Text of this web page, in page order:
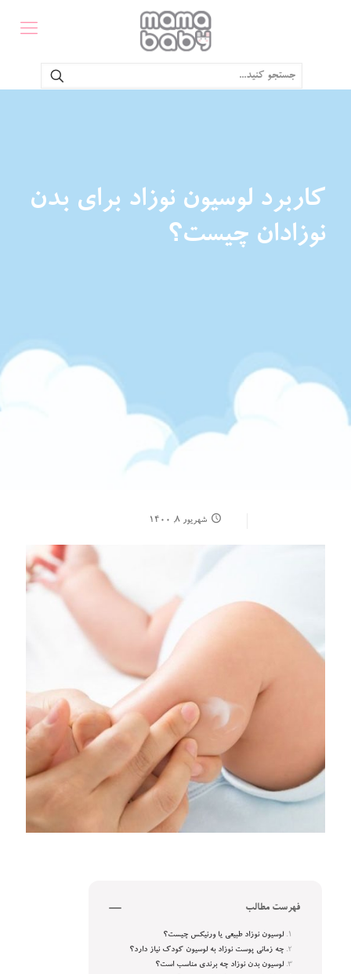
کاربرد لوسیون نوزاد برای بدن
نوزادان چیست؟
شهریور ۸, ۱۴۰۰
فهرست مطالب
لوسیون نوزاد طبیعی یا ورنیکس چیست؟
چه زمانی پوست نوزاد به لوسیون کودک نیاز دارد؟
لوسیون بدن نوزاد چه برندی مناسب است؟